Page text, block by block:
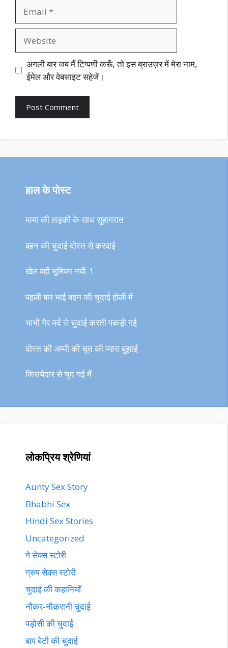
अगली बार जब मैं टिप्पणी करूँ, तो इस ब्राउज़र में मेरा नाम,
ईमेल और वेबसाइट सहेजें।
हाल के पोस्ट
मामा की लड़की के साथ सुहागरात
बहन की चुदाई दोस्त से करवाई
खेल वही भूमिका नयी-1
पहली बार भाई बहन की चुदाई होली में
भाभी गैर मर्द से चुदाई करती पकड़ी गई
दोस्त की अम्मी की चूत की प्यास बुझाई
किरायेदार से चुद गई मैं
लोकप्रिय श्रेणियां
Aunty Sex Story
Bhabhi Sex
Hindi Sex Stories
Uncategorized
गे सेक्स स्टोरी
ग्रुप सेक्स स्टोरी
चुदाई की कहानियाँ
नौकर-नौकरानी चुदाई
पड़ोसी की चुदाई
बाप बेटी की चुदाई